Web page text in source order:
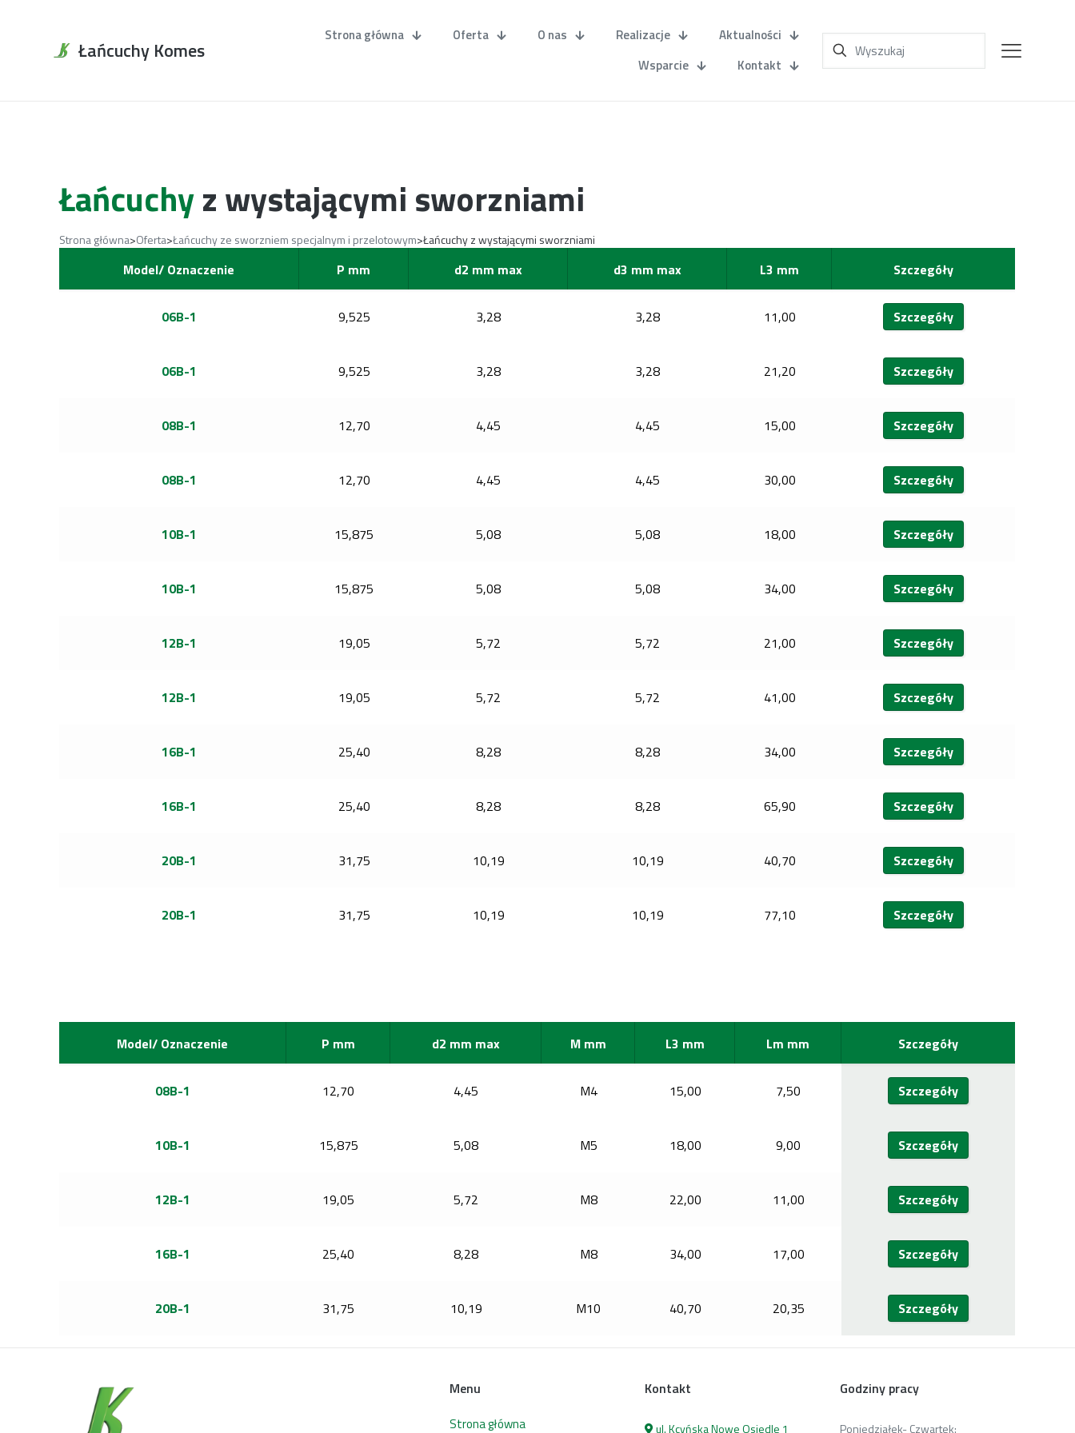
Łańcuchy Komes
Strona główna Oferta O nas Realizacje
Aktualności
Wsparcie
Kontakt
Łańcuchyz wystającymi sworzniami
Strona główna>Oferta>Łańcuchy ze sworzniem specjalnym i przelotowym>Łańcuchy z wystającymi sworzniami
Model/ Oznaczenie P mm d2 mm max d3 mm max L3 mm Szczegóły
06B-1 9,525 3,28 3,28 11,00 Szczegóły
06B-1 9,525 3,28 3,28 21,20 Szczegóły
08B-1 12,70 4,45 4,45 15,00 Szczegóły
08B-1 12,70 4,45 4,45 30,00 Szczegóły
10B-1 15,875 5,08 5,08 18,00 Szczegóły
10B-1 15,875 5,08 5,08 34,00 Szczegóły
12B-1 19,05 5,72 5,72 21,00 Szczegóły
12B-1 19,05 5,72 5,72 41,00 Szczegóły
16B-1 25,40 8,28 8,28 34,00 Szczegóły
16B-1 25,40 8,28 8,28 65,90 Szczegóły
20B-1 31,75 10,19 10,19 40,70 Szczegóły
20B-1 31,75 10,19 10,19 77,10 Szczegóły
Model/ Oznaczenie P mm d2 mm max M mm L3 mm Lm mm Szczegóły
08B-1 12,70 4,45 M4 15,00 7,50 Szczegóły
10B-1 15,875 5,08 M5 18,00 9,00 Szczegóły
12B-1 19,05 5,72 M8 22,00 11,00 Szczegóły
16B-1 25,40 8,28 M8 34,00 17,00 Szczegóły
20B-1 31,75 10,19 M10 40,70 20,35 Szczegóły
Menu
Strona główna
Kontakt
ul. Kcyńska Nowe Osiedle 1
Godziny pracy
Poniedziałek- Czwartek: